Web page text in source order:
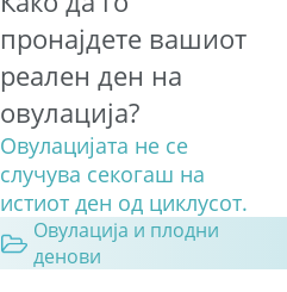
пронајдете вашиот
реален ден на
овулација?
Овулацијата не се
случува секогаш на
истиот ден од циклусот.
Овулација и плодни
денови